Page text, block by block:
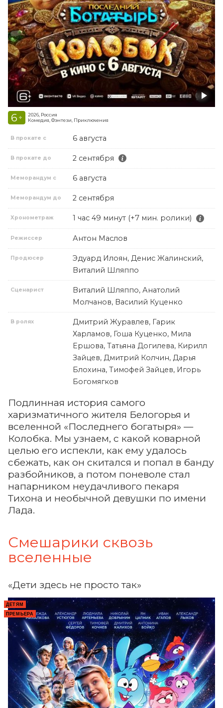
6 +
2026, Россия
Комедия, Фэнтези, Приключения
В прокате с 6 августа
В прокате до 2 сентября
Меморандум с 6 августа
Меморандум до 2 сентября
Хронометраж 1 час 49 минут (+7 мин. ролики)
Режиссер Антон Маслов
Продюсер
Эдуард Илоян, Денис Жалинский,
Виталий Шляппо
Сценарист
Виталий Шляппо, Анатолий
Молчанов, Василий Куценко
В ролях
Дмитрий Журавлев, Гарик
Харламов, Гоша Куценко, Мила
Ершова, Татьяна Догилева, Кирилл
Зайцев, Дмитрий Колчин, Дарья
Блохина, Тимофей Зайцев, Игорь
Богомягков
Подлинная история самого
харизматичного жителя Белогорья и
вселенной «Последнего богатыря» —
Колобка. Мы узнаем, с какой коварной
целью его испекли, как ему удалось
сбежать, как он скитался и попал в банду
разбойников, а потом поневоле стал
напарником неудачливого пекаря
Тихона и необычной девушки по имени
Лада.
Смешарики сквозь
вселенные
«Дети здесь не просто так»
ДЕТЯМ
ПРЕМЬЕРА